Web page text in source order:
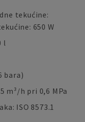
tekućine:
650 W
l
bara)
m³/h pri 0,6 MPa
ISO 8573.1